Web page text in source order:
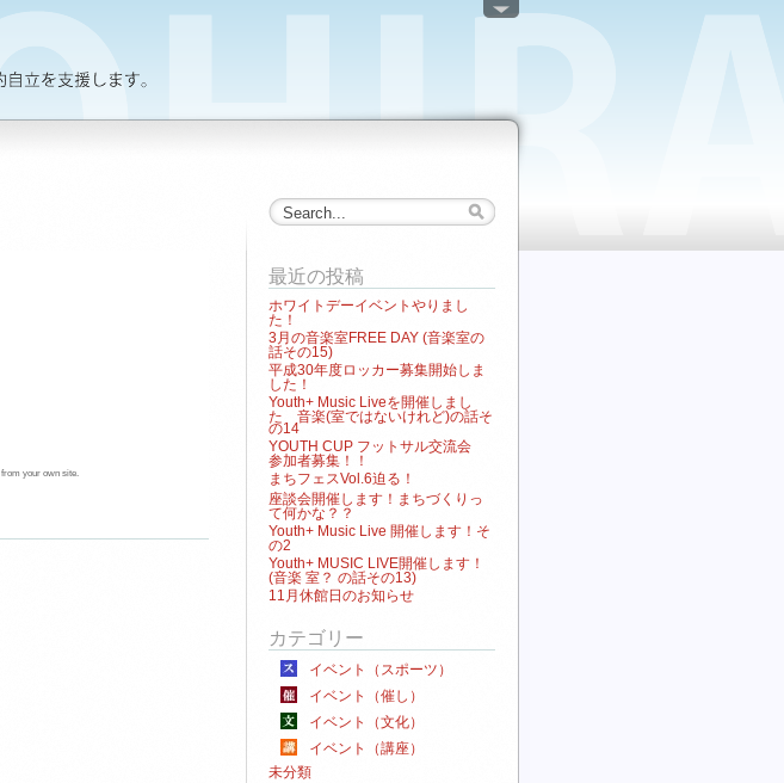
from your own site.
最近の投稿
ホワイトデーイベントやりまし
た！
3月の音楽室FREE DAY (音楽室の
話その15)
平成30年度ロッカー募集開始しま
した！
Youth+ Music Liveを開催しまし
た 音楽(室ではないけれど)の話そ
の14
YOUTH CUP フットサル交流会
参加者募集！！
まちフェスVol.6迫る！
座談会開催します！まちづくりっ
て何かな？？
Youth+ Music Live 開催します！そ
の2
Youth+ MUSIC LIVE開催します！
(音楽 室？ の話その13)
11月休館日のお知らせ
カテゴリー
イベント（スポーツ）
イベント（催し）
イベント（文化）
イベント（講座）
未分類